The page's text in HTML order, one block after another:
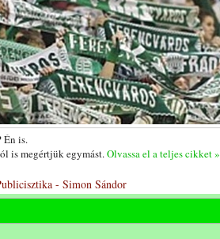
Én is.
is megértjük egymást.Olvassa el a teljes cikket »
- Simon Sándor